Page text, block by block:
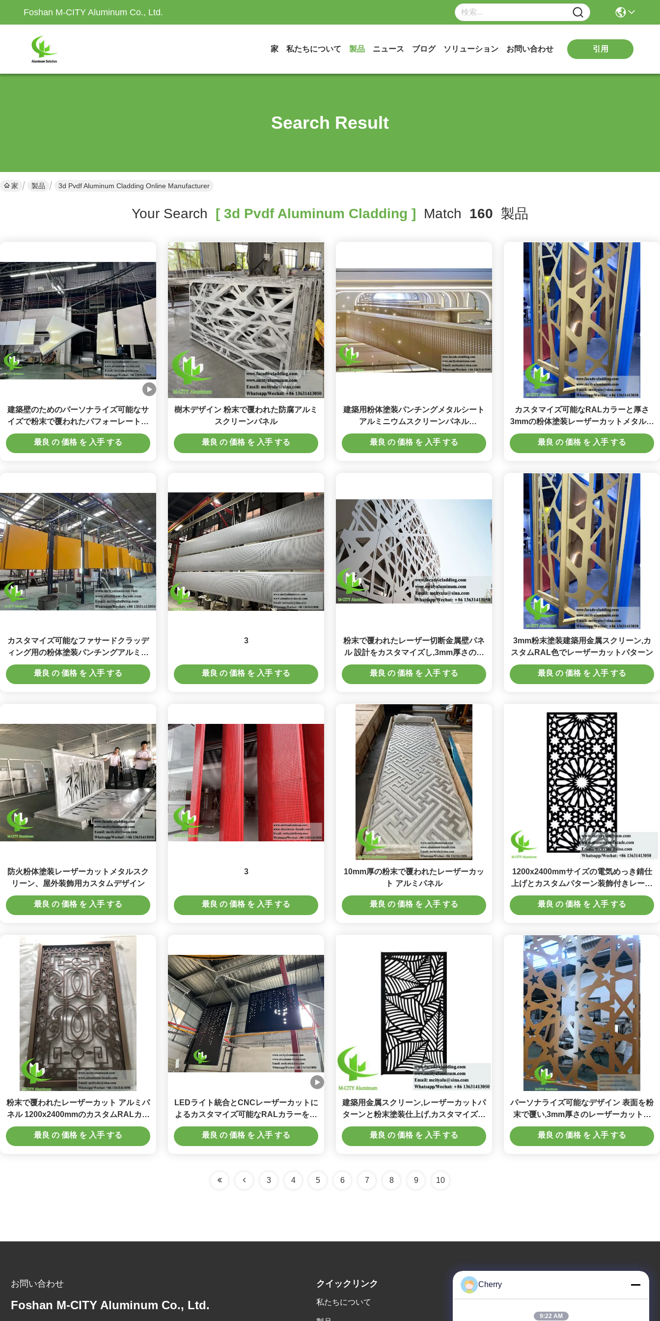
Foshan M-CITY Aluminum Co., Ltd.
家 私たちについて 製品 ニュース ブログ ソリューション お問い合わせ 引用
Search Result
家 製品 3d Pvdf Aluminum Cladding Online Manufacturer
Your Search [ 3d Pvdf Aluminum Cladding ] Match 160 製品
建築壁のためのパーソナライズ可能なサ
イズで粉末で覆われたパフォーレートア
ルミニウムファサードコーティング
最良 の 価格 を 入手 する
樹木デザイン 粉末で覆われた防腐アルミ
スクリーンパネル
最良 の 価格 を 入手 する
建築用粉体塗装パンチングメタルシート
アルミニウムスクリーンパネル
1200x2400mm CNC彫刻
最良 の 価格 を 入手 する
カスタマイズ可能なRALカラーと厚さ
3mmの粉体塗装レーザーカットメタルパ
ネル（プライバシースクリーン用）
最良 の 価格 を 入手 する
カスタマイズ可能なファサードクラッデ
ィング用の粉体塗装パンチングアルミニ
ウムウォールパネル
最良 の 価格 を 入手 する
3
最良 の 価格 を 入手 する
粉末で覆われたレーザー切断金属壁パネ
ル 設計をカスタマイズし,3mm厚さのビ
ルファセードシステム
最良 の 価格 を 入手 する
3mm粉末塗装建築用金属スクリーン,カ
スタムRAL色でレーザーカットパターン
最良 の 価格 を 入手 する
防火粉体塗装レーザーカットメタルスク
リーン、屋外装飾用カスタムデザイン
最良 の 価格 を 入手 する
3
最良 の 価格 を 入手 する
10mm厚の粉末で覆われたレーザーカッ
ト アルミパネル
最良 の 価格 を 入手 する
1200x2400mmサイズの電気めっき錆仕
上げとカスタムパターン装飾付きレーザ
ーカットメタルスクリーン
最良 の 価格 を 入手 する
粉末で覆われたレーザーカット アルミパ
ネル 1200x2400mmのカスタムRALカラ
ー 部屋分割器のサイズ
最良 の 価格 を 入手 する
LEDライト統合とCNCレーザーカットに
よるカスタマイズ可能なRALカラーを備
えた建築用メタルスクリーン
最良 の 価格 を 入手 する
建築用金属スクリーン,レーザーカットパ
ターンと粉末塗装仕上げ,カスタマイズ可
能なサイズ
最良 の 価格 を 入手 する
パーソナライズ可能なデザイン 表面を粉
末で覆い,3mm厚さのレーザーカット金
属スクリーン
最良 の 価格 を 入手 する
3 4 5 6 7 8 9 10
お問い合わせ
Foshan M-CITY Aluminum Co., Ltd.
クイックリンク
私たちについて
住所
ヘグイ工業公園,リシュイ,南海・フォシャン 広東P.R.中国
Cherry
9:22 AM